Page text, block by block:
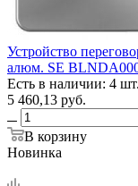
Устройство
алюм. SE
Есть в наличии: 4 шт.
5 460,13 руб.
В корзину
Новинка